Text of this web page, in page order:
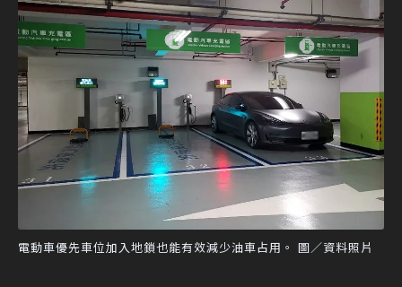
電動車優先車位加入地鎖也能有效減少油車占用。 圖／資料照片